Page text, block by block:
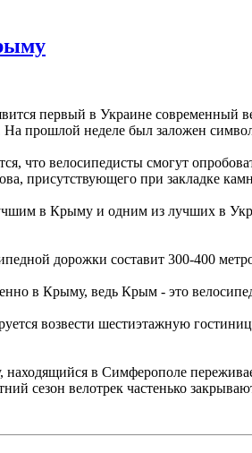
первый в Украине современный
прошлой неделе был заложен
что велосипедисты смогут
присутствующего при закладке
в Крыму и одним из лучших в
дорожки составит 300-400
в Крыму, ведь Крым - это
возвести шестиэтажную
в Симферополе
сезон велотрек частенько